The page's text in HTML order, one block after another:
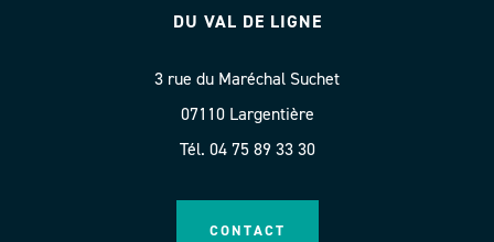
DU VAL DE LIGNE
3 rue du Maréchal Suchet
07110 Largentière
Tél. 04 75 89 33 30
CONTACT